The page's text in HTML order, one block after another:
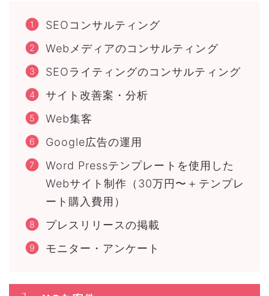
SEOコンサルティング
Webメディアのコンサルティング
SEOライティングのコンサルティング
サイト改善案・分析
Web集客
Google広告の運用
Word Pressテンプレートを使用した
Webサイト制作（30万円〜＋テンプレ
ート購入費用）
プレスリリースの掲載
モニター・アンケート